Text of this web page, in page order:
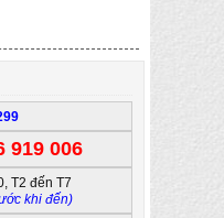
919 006
T2 đến T7
khi đến)